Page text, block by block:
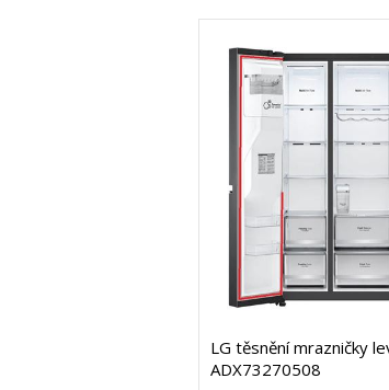
LG těsnění mrazničky
ADX73270508